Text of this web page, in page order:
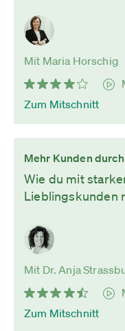
Mit Maria Horschig
Zum Mitschnitt
Mehr Kunden
Wie du mit
Lieblingskunden
Mit Dr. Anja
Zum Mitschnitt